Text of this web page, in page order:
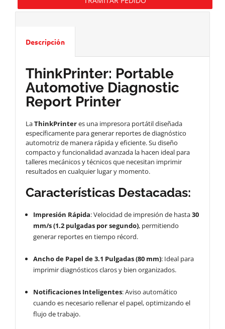
Descripción
ThinkPrinter: Portable
Automotive Diagnostic
Report Printer
LaThinkPrinteres una impresora portátil diseñada
específicamente para generar reportes de diagnóstico
automotriz de manera rápida y eficiente. Su diseño
compacto y funcionalidad avanzada la hacen ideal para
talleres mecánicos y técnicos que necesitan imprimir
resultados en cualquier lugar y momento.
Características Destacadas:
Impresión Rápida: Velocidad de impresión de hasta30
mm/s (1.2 pulgadas por segundo), permitiendo
generar reportes en tiempo récord.
Ancho de Papel de 3.1 Pulgadas (80 mm): Ideal para
imprimir diagnósticos claros y bien organizados.
Notificaciones Inteligentes: Aviso automático
cuando es necesario rellenar el papel, optimizando el
flujo de trabajo.